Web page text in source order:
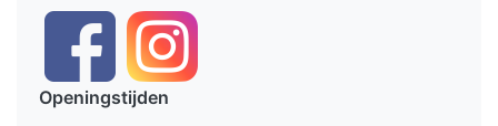
Openingstijden